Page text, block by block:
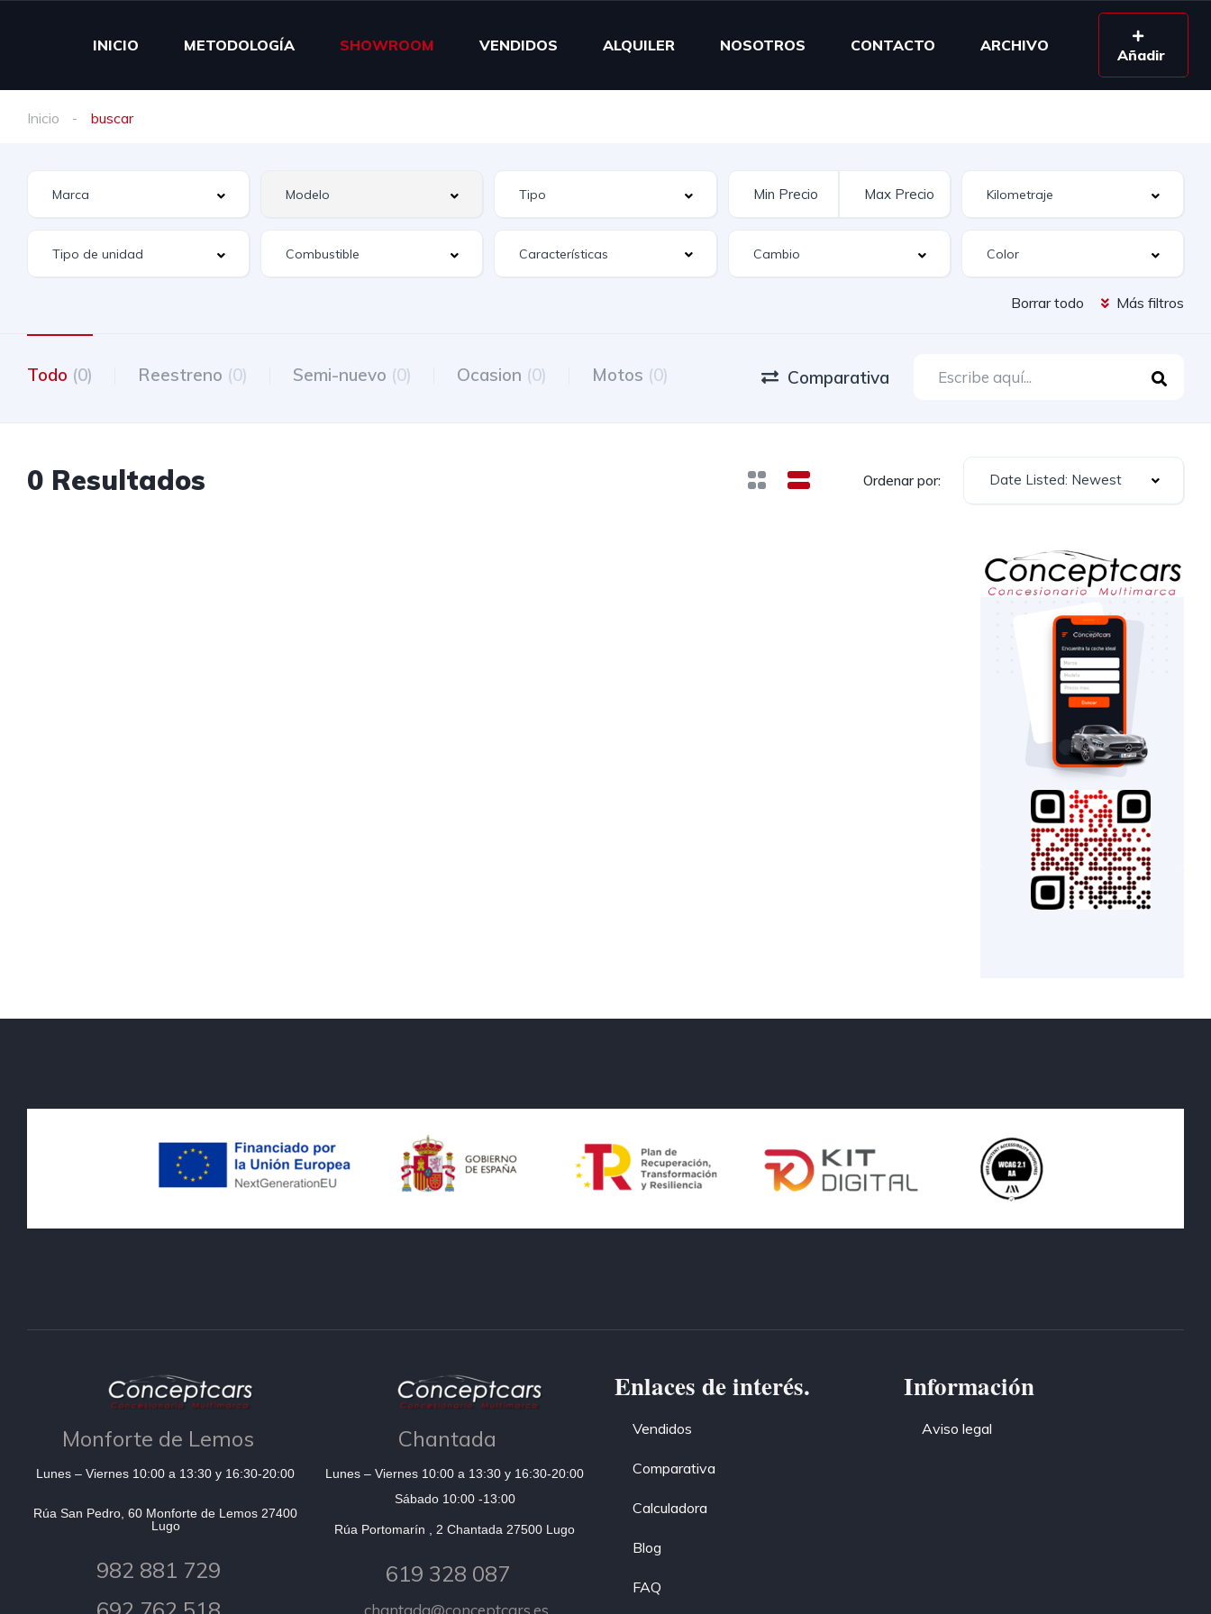
INICIO METODOLOGÍA SHOWROOM VENDIDOS ALQUILER NOSOTROS CONTACTO ARCHIVO
Añadir
Inicio buscar
Características
Borrar todo Más filtros
Todo (0) Reestreno (0) Semi-nuevo (0) Ocasion (0) Motos (0) Comparativa
0 Resultados Ordenar por: Date Listed: Newest
Monforte de Lemos
Lunes – Viernes 10:00 a 13:30 y 16:30-20:00
Rúa San Pedro, 60 Monforte de Lemos 27400
Lugo
982 881 729
Chantada
Lunes – Viernes 10:00 a 13:30 y 16:30-20:00
Sábado 10:00 -13:00
Rúa Portomarín , 2 Chantada 27500 Lugo
619 328 087
chantada@conceptcars.es
Enlaces de interés.
Vendidos
Comparativa
Calculadora
Blog
FAQ
Información
Aviso legal